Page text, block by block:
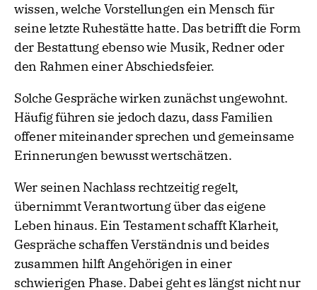
wissen, welche Vorstellungen ein Mensch für
seine letzte Ruhestätte hatte. Das betrifft die Form
der Bestattung ebenso wie Musik, Redner oder
den Rahmen einer Abschiedsfeier.
Solche Gespräche wirken zunächst ungewohnt.
Häufig führen sie jedoch dazu, dass Familien
offener miteinander sprechen und gemeinsame
Erinnerungen bewusst wertschätzen.
Wer seinen Nachlass rechtzeitig regelt,
übernimmt Verantwortung über das eigene
Leben hinaus. Ein Testament schafft Klarheit,
Gespräche schaffen Verständnis und beides
zusammen hilft Angehörigen in einer
schwierigen Phase. Dabei geht es längst nicht nur